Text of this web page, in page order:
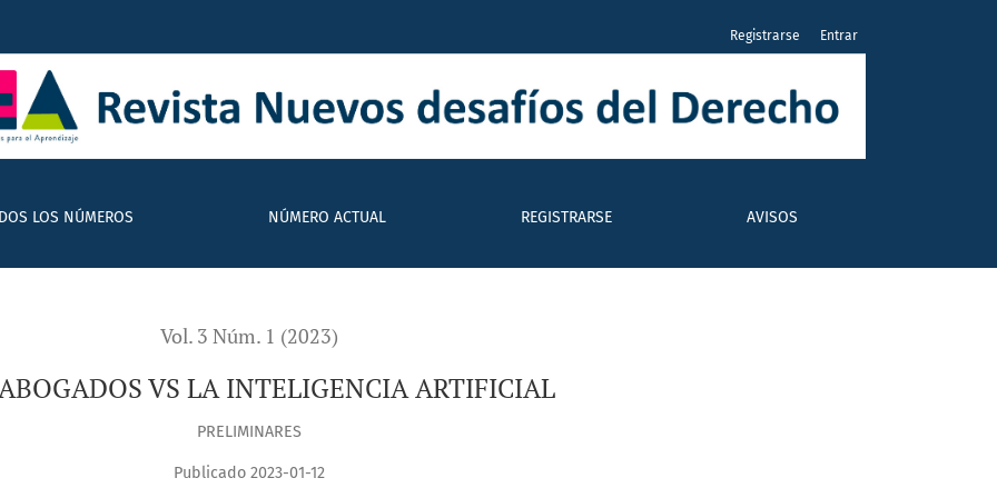
LOS NÚMEROS NÚMERO ACTUAL REGISTRARSE AVISOS
Registrarse Entrar
Vol. 3 Núm. 1 (2023)
VS LA INTELIGENCIA ARTIFICIAL
PRELIMINARES
Publicado 2023-01-12